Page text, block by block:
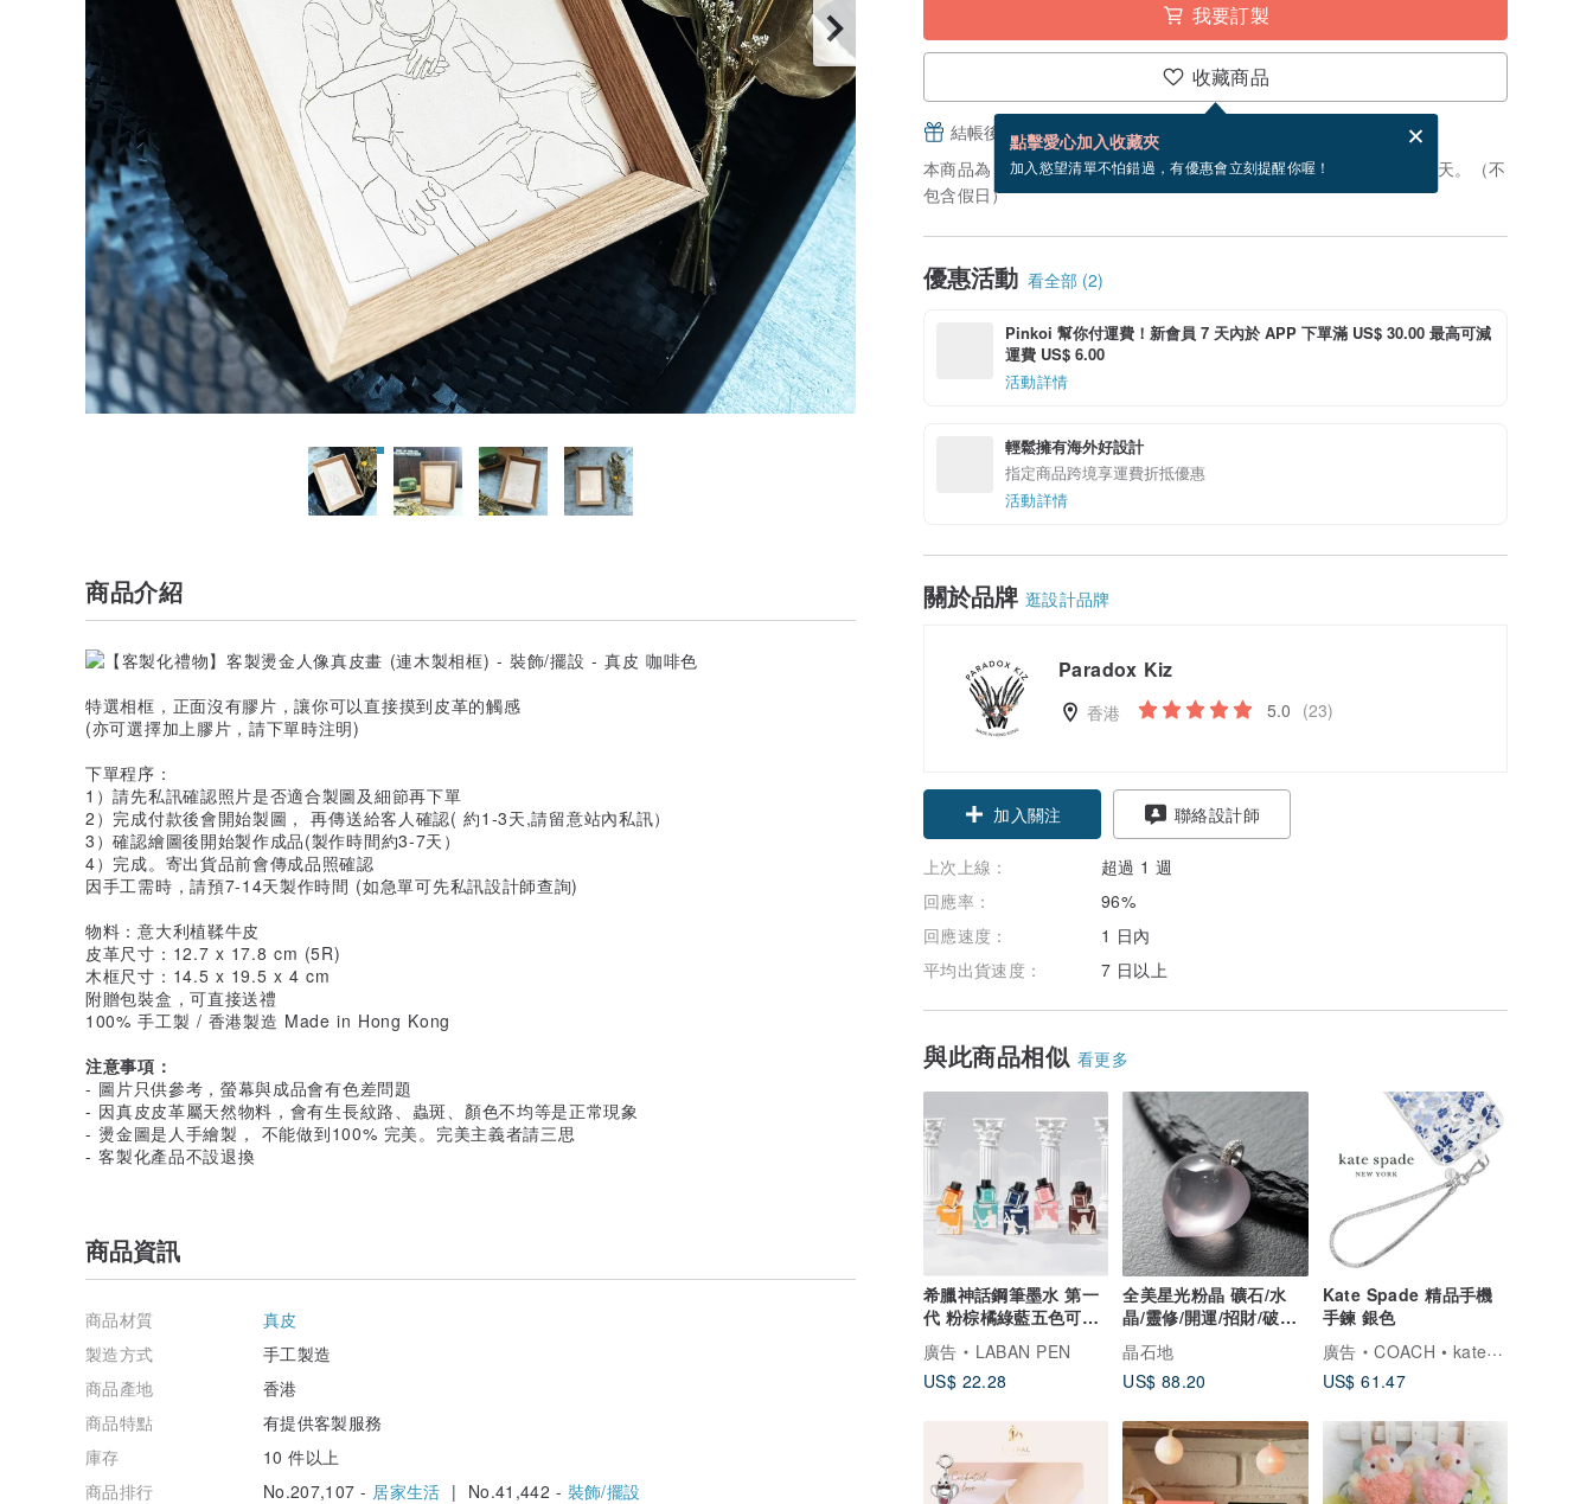
我要訂製
收藏商品
點擊愛心加入收藏夾
加入慾望清單不怕錯過，有優惠會立刻提醒你喔！
結帳後填寫並分享，免費幫你寄送電子賀卡。
電子賀卡是什麼？
本商品為「接單訂製」。付款後，從開始製作到寄出商品為 7 個工作天。（不
包含假日）
優惠活動 看全部 (2)
Pinkoi 幫你付運費！新會員 7 天內於 APP 下單滿 US$ 30.00 最高可減
運費 US$ 6.00
活動詳情
輕鬆擁有海外好設計
指定商品跨境享運費折抵優惠
活動詳情
關於品牌 逛設計品牌
Paradox Kiz
香港 5.0 (23)
加入關注 聯絡設計師
上次上線：
超過 1 週
回應率：
96%
回應速度：
1 日內
平均出貨速度：
7 日以上
與此商品相似 看更多
希臘神話鋼筆墨水 第一
代 粉棕橘綠藍五色可選
24小時出貨
廣告
LABAN PEN
US$ 22.28
全美星光粉晶 礦石/水
晶/靈修/開運/招財/破煞/
防小人
晶石地
US$ 88.20
Kate Spade 精品手機
手鍊 銀色
廣告
COACH • kate spade 數位精品
US$ 61.47
商品介紹
特選相框，正面沒有膠片，讓你可以直接摸到皮革的觸感
(亦可選擇加上膠片，請下單時注明)
下單程序：
1）請先私訊確認照片是否適合製圖及細節再下單
2）完成付款後會開始製圖， 再傳送給客人確認( 約1-3天,請留意站內私訊）
3）確認繪圖後開始製作成品(製作時間約3-7天）
4）完成。寄出貨品前會傳成品照確認
因手工需時，請預7-14天製作時間 (如急單可先私訊設計師查詢)
物料：意大利植鞣牛皮
皮革尺寸：12.7 x 17.8 cm (5R)
木框尺寸：14.5 x 19.5 x 4 cm
附贈包裝盒，可直接送禮
100% 手工製 / 香港製造 Made in Hong Kong
注意事項：
- 圖片只供參考，螢幕與成品會有色差問題
- 因真皮皮革屬天然物料，會有生長紋路、蟲斑、顏色不均等是正常現象
- 燙金圖是人手繪製， 不能做到100% 完美。完美主義者請三思
- 客製化產品不設退換
商品資訊
商品材質
真皮
製造方式
手工製造
商品產地
香港
商品特點
有提供客製服務
庫存
10 件以上
商品排行
No.207,107 - 居家生活 | No.41,442 - 裝飾/擺設